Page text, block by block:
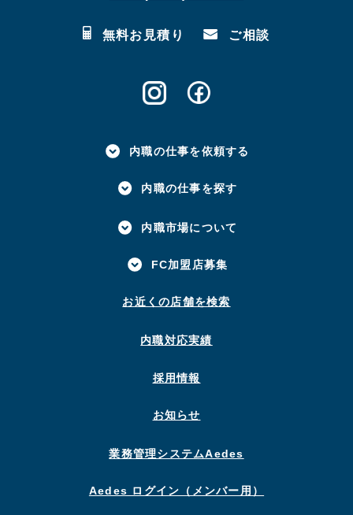
無料お見積り ご相談
内職の仕事を依頼する
内職の仕事を探す
内職市場について
FC加盟店募集
お近くの店舗を検索
内職対応実績
採用情報
お知らせ
業務管理システムAedes
Aedes ログイン（メンバー用）